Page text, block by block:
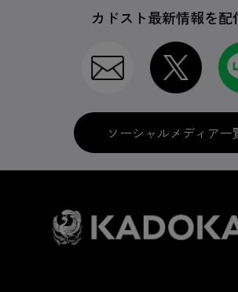
カドスト最新情報を配
ソーシャルメディア一